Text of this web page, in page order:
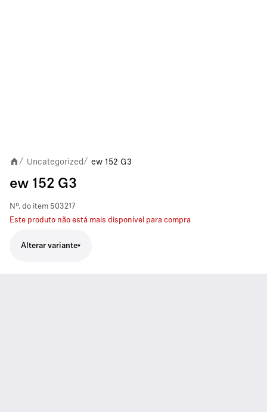
/ Uncategorized / ew 152 G3
ew 152 G3
Nº. do item 503217
Este produto não está mais disponível para compra
Alterar variante